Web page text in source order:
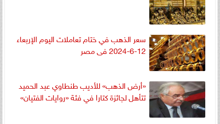
سعر الذهب في ختام تعاملات اليوم الإربعاء
12-6-2024 فى مصر
«أرض الذهب» للأديب طنطاوي عبد الحميد
تتأهل لجائزة كتارا في فئة «روايات الفتيان»